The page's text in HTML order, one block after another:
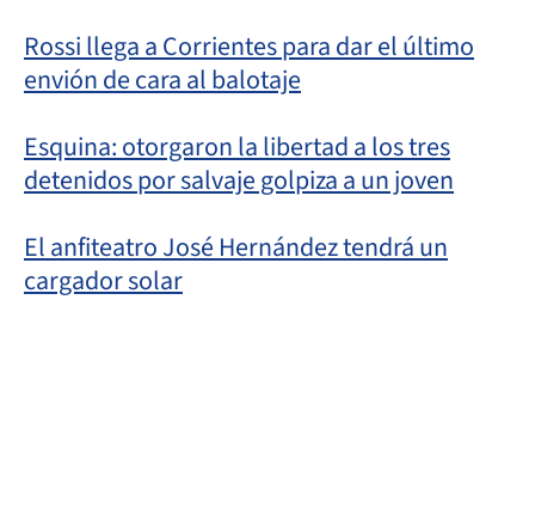
Rossi llega a Corrientes para dar el último
envión de cara al balotaje
Esquina: otorgaron la libertad a los tres
detenidos por salvaje golpiza a un joven
El anfiteatro José Hernández tendrá un
cargador solar